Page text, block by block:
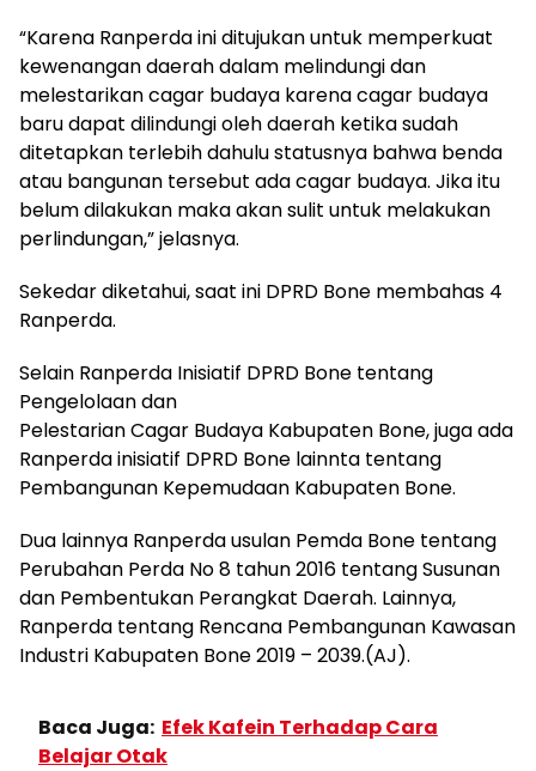
“Karena Ranperda ini ditujukan untuk memperkuat
kewenangan daerah dalam melindungi dan
melestarikan cagar budaya karena cagar budaya
baru dapat dilindungi oleh daerah ketika sudah
ditetapkan terlebih dahulu statusnya bahwa benda
atau bangunan tersebut ada cagar budaya. Jika itu
belum dilakukan maka akan sulit untuk melakukan
perlindungan,” jelasnya.
Sekedar diketahui, saat ini DPRD Bone membahas 4
Ranperda.
Selain Ranperda Inisiatif DPRD Bone tentang
Pengelolaan dan
Pelestarian Cagar Budaya Kabupaten Bone, juga ada
Ranperda inisiatif DPRD Bone lainnta tentang
Pembangunan Kepemudaan Kabupaten Bone.
Dua lainnya Ranperda usulan Pemda Bone tentang
Perubahan Perda No 8 tahun 2016 tentang Susunan
dan Pembentukan Perangkat Daerah. Lainnya,
Ranperda tentang Rencana Pembangunan Kawasan
Industri Kabupaten Bone 2019 – 2039.(AJ).
Baca Juga: Efek Kafein Terhadap Cara
Belajar Otak